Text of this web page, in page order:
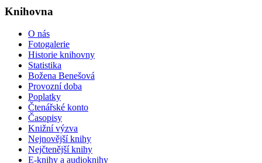
Knihovna
O nás
Fotogalerie
Historie knihovny
Statistika
Božena Benešová
Provozní doba
Poplatky
Čtenářské konto
Časopisy
Knižní výzva
Nejnovější knihy
Nejčtenější knihy
E-knihy a audioknihy